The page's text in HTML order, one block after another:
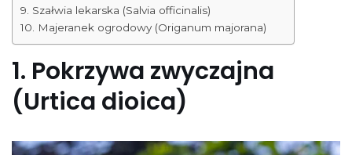
9. Szałwia lekarska (Salvia officinalis)
10. Majeranek ogrodowy (Origanum majorana)
1. Pokrzywa zwyczajna
(Urtica dioica)